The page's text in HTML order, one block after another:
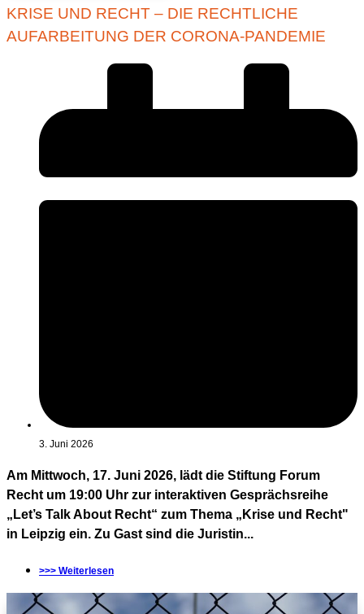
KRISE UND RECHT – DIE RECHTLICHE
AUFARBEITUNG DER CORONA-PANDEMIE
3. Juni 2026
Am Mittwoch, 17. Juni 2026, lädt die Stiftung Forum
Recht um 19:00 Uhr zur interaktiven Gesprächsreihe
„Let’s Talk About Recht“ zum Thema „Krise und Recht"
in Leipzig ein. Zu Gast sind die Juristin...
>>> Weiterlesen